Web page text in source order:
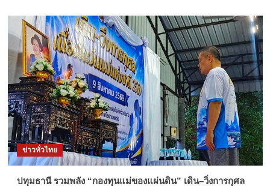
ข่าวทั่วไทย
ปทุมธานี รวมพลัง “กองทุนแม่ของแผ่นดิน” เดิน–วิ่งการกุศล